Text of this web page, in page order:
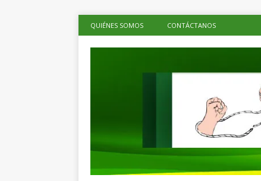
QUIÉNES SOMOS CONTÁCTANOS